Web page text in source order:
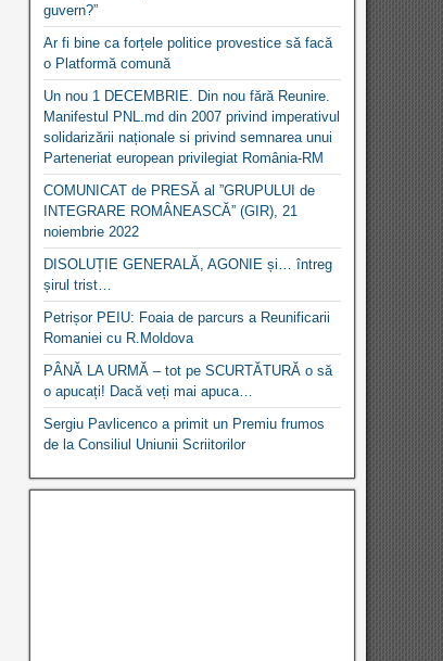
guvern?”
Ar fi bine ca forțele politice provestice să facă
o Platformă comună
Un nou 1 DECEMBRIE. Din nou fără Reunire.
Manifestul PNL.md din 2007 privind imperativul
solidarizării naționale si privind semnarea unui
Parteneriat european privilegiat România-RM
COMUNICAT de PRESĂ al ”GRUPULUI de
INTEGRARE ROMÂNEASCĂ” (GIR), 21
noiembrie 2022
DISOLUȚIE GENERALĂ, AGONIE și… întreg
șirul trist…
Petrișor PEIU: Foaia de parcurs a Reunificarii
Romaniei cu R.Moldova
PÂNĂ LA URMĂ – tot pe SCURTĂTURĂ o să
o apucați! Dacă veți mai apuca…
Sergiu Pavlicenco a primit un Premiu frumos
de la Consiliul Uniunii Scriitorilor